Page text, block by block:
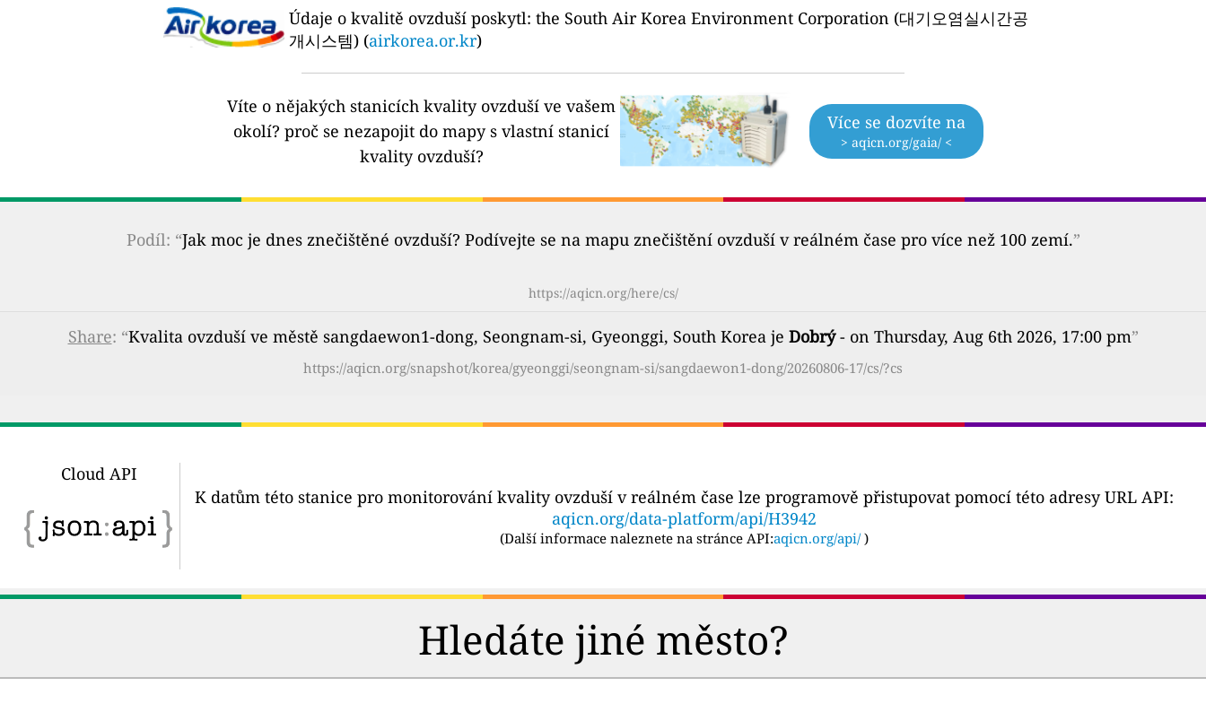
Údaje o kvalitě ovzduší poskytl: the South Air Korea Environment Corporation (대기오염실시간공
개시스템) (airkorea.or.kr)
Víte o nějakých stanicích kvality ovzduší ve vašem
okolí? proč se nezapojit do mapy s vlastní stanicí
kvality ovzduší?
Více se dozvíte na
> aqicn.org/gaia/ <
Podíl: “Jak moc je dnes znečištěné ovzduší? Podívejte se na mapu znečištění ovzduší v reálném čase pro více než 100 zemí.”
https://aqicn.org/here/cs/
Share: “Kvalita ovzduší ve městě sangdaewon1-dong, Seongnam-si, Gyeonggi, South Korea je Dobrý- on Thursday, Aug 6th 2026, 17:00 pm”
https://aqicn.org/snapshot/korea/gyeonggi/seongnam-si/sangdaewon1-dong/20260806-17/cs/?cs
Cloud API
K datům této stanice pro monitorování kvality ovzduší v reálném čase lze programově přistupovat pomocí této adresy URL API:
aqicn.org/data-platform/api/H3942
(Další informace naleznete na stránce API:aqicn.org/api/ )
Hledáte jiné město?